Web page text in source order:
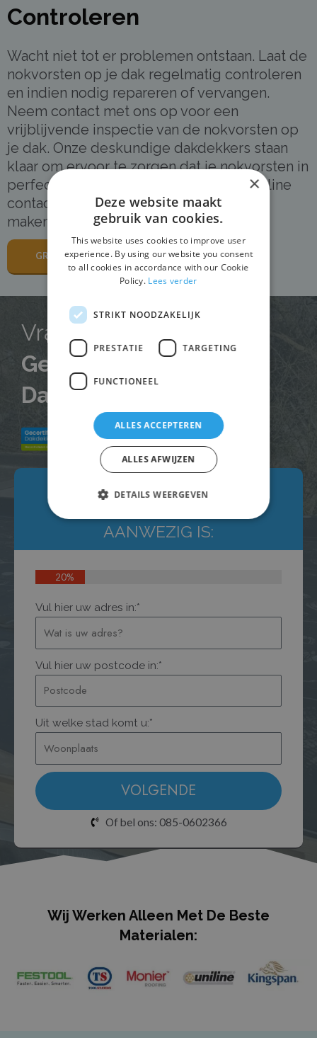
Controleren
Wacht niet tot er problemen ontstaan. Laat de
nokvorsten op je dak regelmatig controleren
en indien nodig repareren of vervangen.
Neem contact met ons op voor een
vrijblijvende inspectie van de nokvorsten op
je dak. Onze deskundige dakdekkers staan
klaar om ervoor te zorgen dat je nokvorsten in
perfecte staat zijn. Bel ons of vul ons online
contactformulier in om een afspraak te
maken.
GRATIS DAKINSPECTIE
Vraag Direct Een
Gecertificeerde
Dakdekker
CONTROLEER
AANWEZIG IS:
20%
Vul hier uw adres in:*
Vul hier uw postcode in:*
Uit welke stad komt u:*
VOLGENDE
Of bel ons: 085-0602366
Wij Werken Alleen Met De Beste
Materialen:
×
Deze website maakt
gebruik van cookies.
This website uses cookies to improve user
experience. By using our website you consent
to all cookies in accordance with our Cookie
Policy. Lees verder
STRIKT NOODZAKELIJK
PRESTATIE TARGETING
FUNCTIONEEL
ALLES ACCEPTEREN
ALLES AFWIJZEN
DETAILS WEERGEVEN